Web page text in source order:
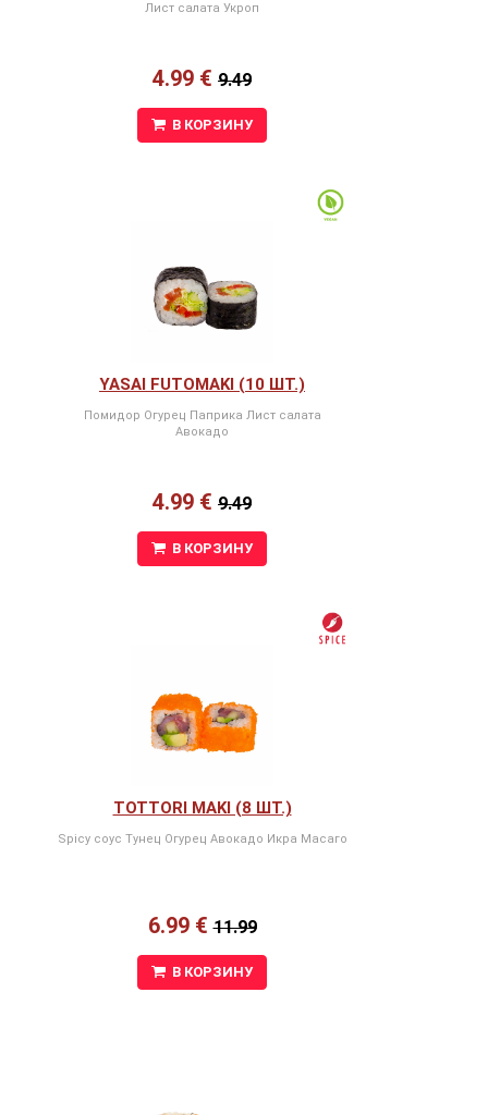
Лист салата Укроп
4.99 € 9.49
В КОРЗИНУ
YASAI FUTOMAKI (10 ШТ.)
Помидор Огурец Паприка Лист салата
Авокадо
4.99 € 9.49
В КОРЗИНУ
TOTTORI MAKI (8 ШТ.)
Spicy соус Тунец Огурец Авокадо Икра Масаго
6.99 €11.99
В КОРЗИНУ